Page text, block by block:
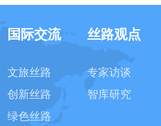
国际交流
文旅丝路
创新丝路
绿色丝路
丝路观点
专家访谈
智库研究